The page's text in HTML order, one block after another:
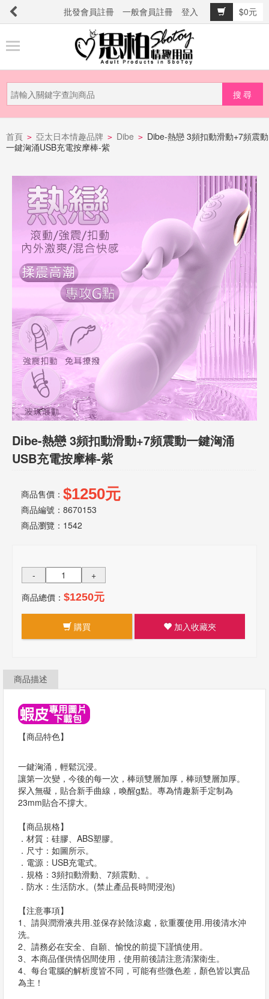
批發會員註冊 一般會員註冊 登入
$0元
品
新
品
上
簡
訊
批
發
說
明
首頁 > 亞太日本情趣品牌 > Dibe > Dibe-熱戀 3頻扣動滑動+7頻震動
一鍵洶涌USB充電按摩棒-紫
Dibe-熱戀 3頻扣動滑動+7頻震動一鍵洶涌
USB充電按摩棒-紫
商品售價： $1250元
商品編號：8670153
商品瀏覽： 1542
-
+
商品總價： $1250元
購買 加入收藏夾
商品描述
【商品特色】
一鍵洶涌，輕鬆沉浸。
讓第一次變，今後的每一次，棒頭雙層加厚，棒頭雙層加厚。
探入無礙，貼合新手曲線，喚醒g點。專為情趣新手定制為
23mm貼合不撐大。
【商品規格】
．材質：硅膠、ABS塑膠。
．尺寸：如圖所示。
．電源：USB充電式。
．規格：3頻扣動滑動、7頻震動、。
．防水：生活防水。(禁止產品長時間浸泡)
【注意事項】
1、請與潤滑液共用.並保存於陰涼處，欲重覆使用.用後清水沖
洗。
2、請務必在安全、自願、愉悅的前提下謹慎使用。
3、本商品僅供情侶間使用，使用前後請注意清潔衛生。
4、每台電腦的解析度皆不同，可能有些微色差，顏色皆以實品
為主！